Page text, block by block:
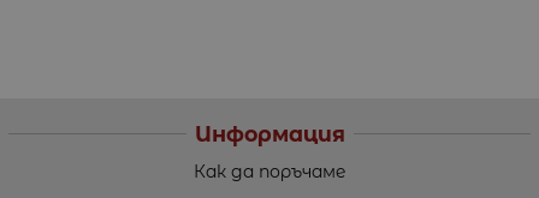
Информация
Как да поръчаме